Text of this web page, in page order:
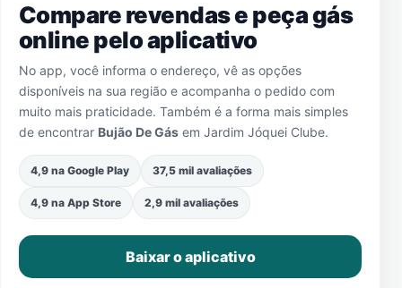
Compare revendas e peça gás
online pelo aplicativo
No app, você informa o endereço, vê as opções
disponíveis na sua região e acompanha o pedido com
muito mais praticidade. Também é a forma mais simples
de encontrar Bujão De Gás em Jardim Jóquei Clube.
4,9 na Google Play 37,5 mil avaliações
4,9 na App Store 2,9 mil avaliações
Baixar o aplicativo